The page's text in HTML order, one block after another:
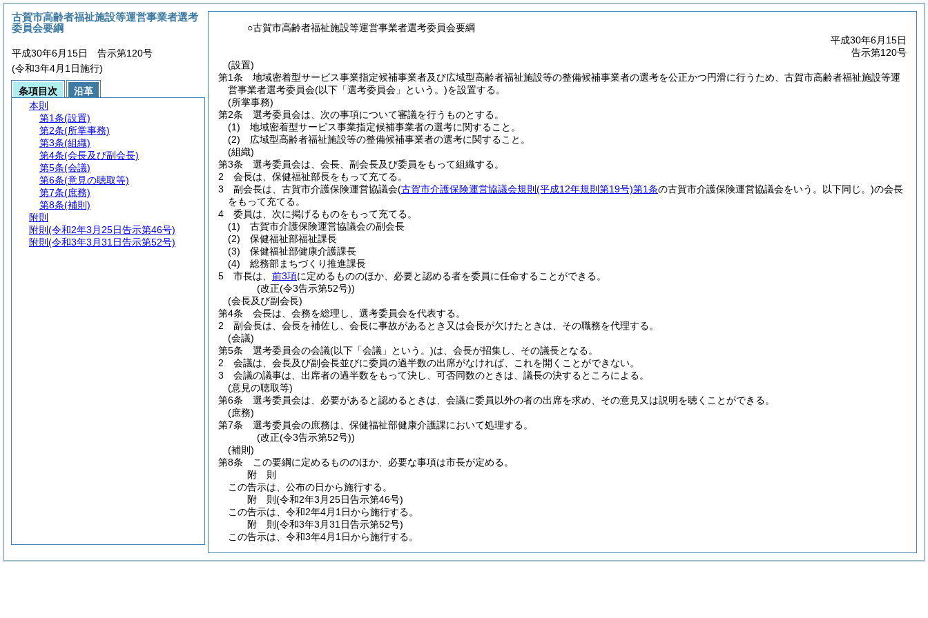
○古賀市高齢者福祉施設等運営事業者選考委員会要綱
平成30年6月15日
告示第120号
(設置)
第1条
地域密着型サービス事業指定候補事業者及び広域型高齢者福祉施設等の整備候補事業者の選考を公正かつ円滑に行うため、古賀市高齢者福祉施設等運
営事業者選考委員会(以下「選考委員会」という。)を設置する。
(所掌事務)
第2条
選考委員会は、次の事項について審議を行うものとする。
(1)
地域密着型サービス事業指定候補事業者の選考に関すること。
(2)
広域型高齢者福祉施設等の整備候補事業者の選考に関すること。
(組織)
第3条
選考委員会は、会長、副会長及び委員をもって組織する。
2
会長は、保健福祉部長をもって充てる。
3
副会長は、古賀市介護保険運営協議会(古賀市介護保険運営協議会規則 (平成12年規則第19号)第1条の古賀市介護保険運営協議会をいう。以下同じ。)の会長
をもって充てる。
4
委員は、次に掲げるものをもって充てる。
(1)
古賀市介護保険運営協議会の副会長
(2)
保健福祉部福祉課長
(3)
保健福祉部健康介護課長
(4)
総務部まちづくり推進課長
5
市長は、 前3項に定めるもののほか、必要と認める者を委員に任命することができる。
(改正(令3告示第52号))
(会長及び副会長)
第4条
会長は、会務を総理し、選考委員会を代表する。
2
副会長は、会長を補佐し、会長に事故があるとき又は会長が欠けたときは、その職務を代理する。
(会議)
第5条
選考委員会の会議(以下「会議」という。)は、会長が招集し、その議長となる。
2
会議は、会長及び副会長並びに委員の過半数の出席がなければ、これを開くことができない。
3
会議の議事は、出席者の過半数をもって決し、可否同数のときは、議長の決するところによる。
(意見の聴取等)
第6条
選考委員会は、必要があると認めるときは、会議に委員以外の者の出席を求め、その意見又は説明を聴くことができる。
(庶務)
第7条
選考委員会の庶務は、保健福祉部健康介護課において処理する。
(改正(令3告示第52号))
(補則)
第8条
この要綱に定めるもののほか、必要な事項は市長が定める。
附 則
この告示は、公布の日から施行する。
附 則(令和2年3月25日告示第46号)
この告示は、令和2年4月1日から施行する。
附 則(令和3年3月31日告示第52号)
この告示は、令和3年4月1日から施行する。
古賀市高齢者福祉施設等運営事業者選考
委員会要綱
平成30年6月15日 告示第120号
(令和3年4月1日施行)
条項目次
沿革
本則
第1条(設置)
第2条(所掌事務)
第3条(組織)
第4条(会長及び副会長)
第5条(会議)
第6条(意見の聴取等)
第7条(庶務)
第8条(補則)
附則
附則 (令和2年3月25日告示第46号)
附則 (令和3年3月31日告示第52号)